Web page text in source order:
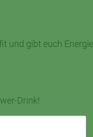
und gibt euch
Drink!